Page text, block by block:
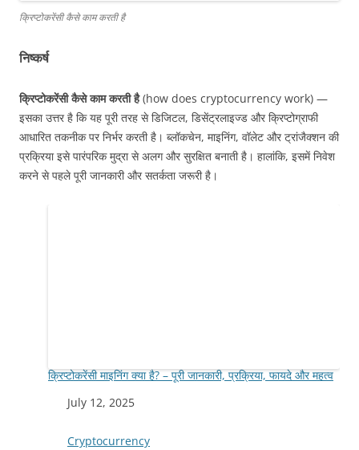
क्रिप्टोकरेंसी कैसे काम करती है
निष्कर्ष
क्रिप्टोकरेंसी कैसे काम करती है(how does cryptocurrency work) —
इसका उत्तर है कि यह पूरी तरह से डिजिटल, डिसेंट्रलाइज्ड और क्रिप्टोग्राफी
आधारित तकनीक पर निर्भर करती है। ब्लॉकचेन, माइनिंग, वॉलेट और ट्रांजैक्शन की
प्रक्रिया इसे पारंपरिक मुद्रा से अलग और सुरक्षित बनाती है। हालांकि, इसमें निवेश
करने से पहले पूरी जानकारी और सतर्कता जरूरी है।
क्रिप्टोकरेंसी माइनिंग क्या है? – पूरी जानकारी, प्रक्रिया, फायदे और महत्व
Date
July 12, 2025
In relation to
Cryptocurrency